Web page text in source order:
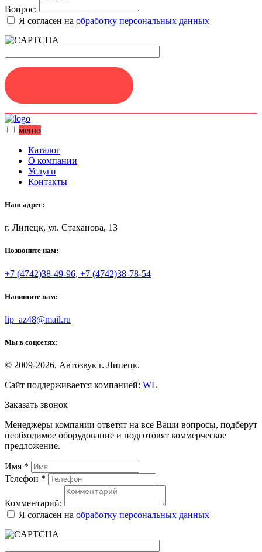
Вопрос:
Я согласен на обработку персональных данных
меню
Каталог
О компании
Услуги
Контакты
Наш адрес:
г. Липецк, ул. Стаханова, 13
Позвоните нам:
+7 (4742)38-49-96, +7 (4742)38-78-54
Напишите нам:
lip_az48@mail.ru
Мы в соцсетях:
© 2009-2026, Автозвук г. Липецк.
Сайт поддерживается компанией: WL
Заказать звонок
Менеджеры компании ответят на все Ваши вопросы, подберут
необходимое оборудование и подготовят коммерческое
предложение.
Имя *
Телефон *
Комментарий:
Я согласен на обработку персональных данных